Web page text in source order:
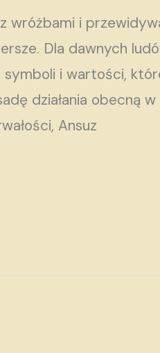
wróżbami i
Dla dawnych
i wartości,
działania obecną
Ansuz